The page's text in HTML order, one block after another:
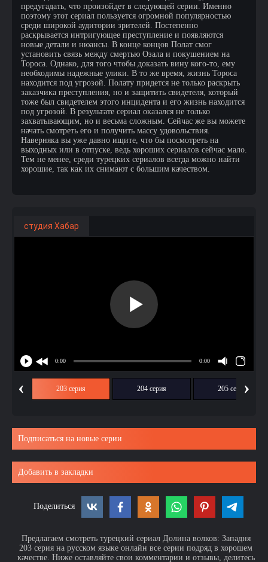
предугадать, что произойдет в следующей серии. Именно
поэтому этот сериал пользуется огромной популярностью
среди широкой аудитории зрителей. Постепенно
раскрывается интригующее преступление и появляются
новые детали и нюансы. В конце концов Полат смог
установить связь между смертью Озала и покушением на
Тороса. Однако, для того чтобы доказать вину кого-то, ему
необходимы надежные улики. В то же время, жизнь Тороса
находится под угрозой. Полату придется не только раскрыть
заказчика преступления, но и защитить свидетеля, который
тоже был свидетелем этого инцидента и его жизнь находится
под угрозой. В результате сериал оказался не только
захватывающим, но и весьма сложным. Сейчас же вы можете
начать смотреть его и получить массу удовольствия.
Наверняка вы уже давно ищите, что бы посмотреть на
выходных или в отпуске, ведь хороших сериалов сейчас мало.
Тем не менее, среди турецких сериалов всегда можно найти
хорошие, так как их снимают с большим качеством.
студия Хабар
‹ 203 серия 204 серия 205 серия›
Подписаться на новые серии
Добавить в закладки
Поделиться
Предлагаем смотреть турецкий сериал Долина волков: Западня
203 серия на русском языке онлайн все серии подряд в хорошем
качестве. Ниже оставляйте свои комментарии и отзывы, делитесь